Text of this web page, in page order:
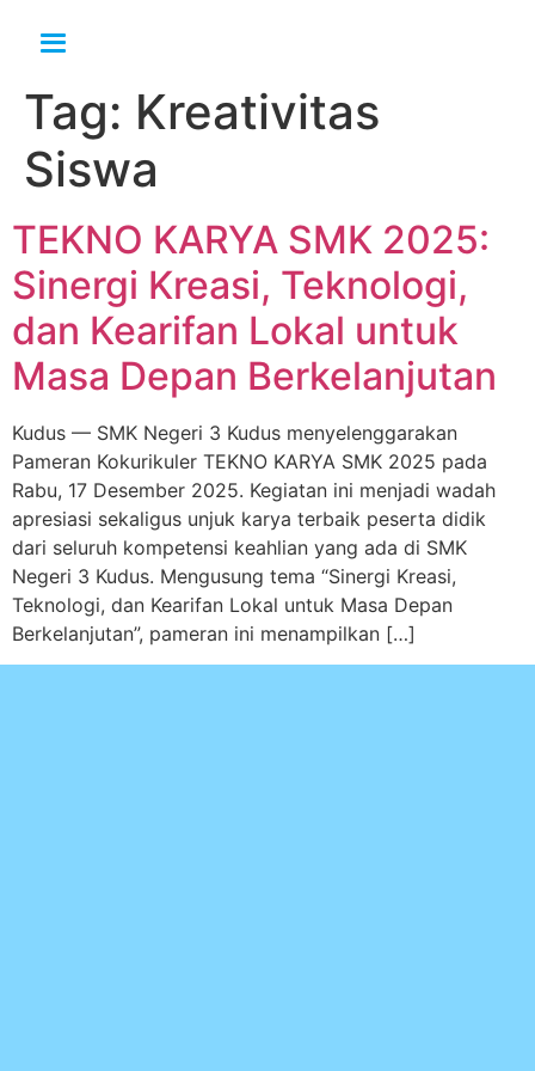
Tag: Kreativitas
Siswa
TEKNO KARYA SMK 2025:
Sinergi Kreasi, Teknologi,
dan Kearifan Lokal untuk
Masa Depan Berkelanjutan
Kudus — SMK Negeri 3 Kudus menyelenggarakan
Pameran Kokurikuler TEKNO KARYA SMK 2025 pada
Rabu, 17 Desember 2025. Kegiatan ini menjadi wadah
apresiasi sekaligus unjuk karya terbaik peserta didik
dari seluruh kompetensi keahlian yang ada di SMK
Negeri 3 Kudus. Mengusung tema “Sinergi Kreasi,
Teknologi, dan Kearifan Lokal untuk Masa Depan
Berkelanjutan”, pameran ini menampilkan […]